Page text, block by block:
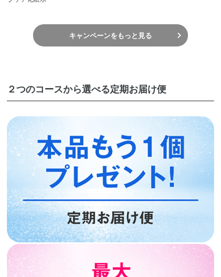
キャンペーンをもっと見る
２つのコースから選べる定期お届け便